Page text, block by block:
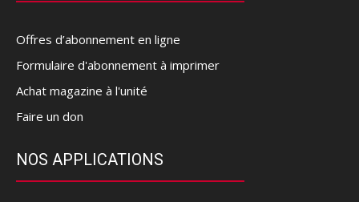
Offres d’abonnement en ligne
Formulaire d'abonnement à imprimer
Achat magazine à l'unité
Faire un don
NOS APPLICATIONS